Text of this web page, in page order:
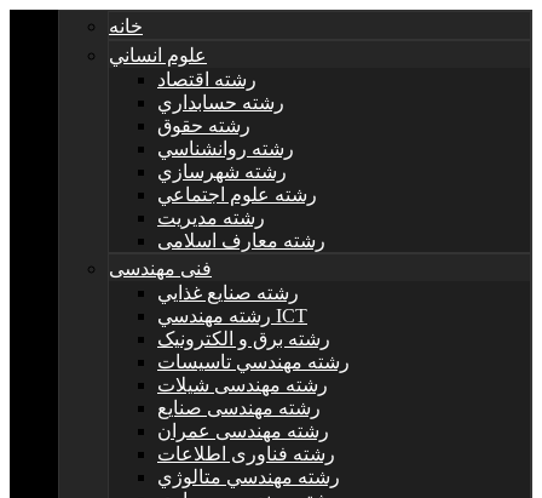
خانه
علوم انساني
رشته اقتصاد
رشته حسابداري
رشته حقوق
رشته روانشناسي
رشته شهرسازي
رشته علوم اجتماعي
رشته مديريت
رشته معارف اسلامی
فنی مهندسی
رشته صنايع غذايي
رشته مهندسي ICT
رشته برق و الکترونيک
رشته مهندسي تاسيسات
رشته مهندسی شیلات
رشته مهندسی صنایع
رشته مهندسی عمران
رشته فناوری اطلاعات
رشته مهندسي متالوژي